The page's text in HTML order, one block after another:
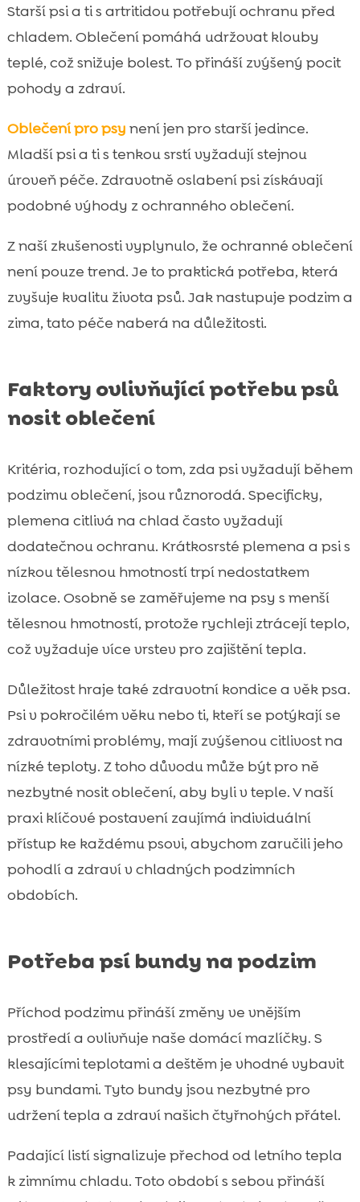
Starší psi a ti s artritidou potřebují ochranu před
chladem. Oblečení pomáhá udržovat klouby
teplé, což snižuje bolest. To přináší zvýšený pocit
pohody a zdraví.
Oblečení pro psy není jen pro starší jedince.
Mladší psi a ti s tenkou srstí vyžadují stejnou
úroveň péče. Zdravotně oslabení psi získávají
podobné výhody z ochranného oblečení.
Z naší zkušenosti vyplynulo, že ochranné oblečení
není pouze trend. Je to praktická potřeba, která
zvyšuje kvalitu života psů. Jak nastupuje podzim a
zima, tato péče naberá na důležitosti.
Faktory ovlivňující potřebu psů
nosit oblečení
Kritéria, rozhodující o tom, zda psi vyžadují během
podzimu oblečení, jsou různorodá. Specificky,
plemena citlivá na chlad často vyžadují
dodatečnou ochranu. Krátkosrsté plemena a psi s
nízkou tělesnou hmotností trpí nedostatkem
izolace. Osobně se zaměřujeme na psy s menší
tělesnou hmotností, protože rychleji ztrácejí teplo,
což vyžaduje více vrstev pro zajištění tepla.
Důležitost hraje také zdravotní kondice a věk psa.
Psi v pokročilém věku nebo ti, kteří se potýkají se
zdravotními problémy, mají zvýšenou citlivost na
nízké teploty. Z toho důvodu může být pro ně
nezbytné nosit oblečení, aby byli v teple. V naší
praxi klíčové postavení zaujímá individuální
přístup ke každému psovi, abychom zaručili jeho
pohodlí a zdraví v chladných podzimních
obdobích.
Potřeba psí bundy na podzim
Příchod podzimu přináší změny ve vnějším
prostředí a ovlivňuje naše domácí mazlíčky. S
klesajícími teplotami a deštěm je vhodné vybavit
psy bundami. Tyto bundy jsou nezbytné pro
udržení tepla a zdraví našich čtyřnohých přátel.
Padající listí signalizuje přechod od letního tepla
k zimnímu chladu. Toto období s sebou přináší